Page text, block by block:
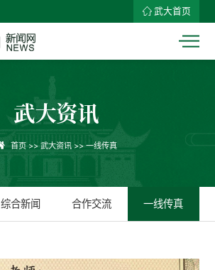
武大首页
武大资讯
首页>> 武大资讯>> 一线传真
综合新闻 合作交流 一线传真